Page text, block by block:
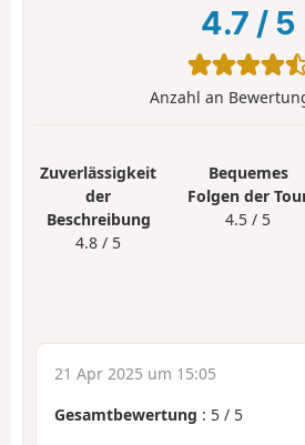
4.7 / 5
Anzahl an
Zuverlässigkeit
der
Beschreibung
4.8 / 5
Bequemes
Folgen der
4.5 / 5
21 Apr 2025 um 15:05
Gesamtbewertung : 5 / 5